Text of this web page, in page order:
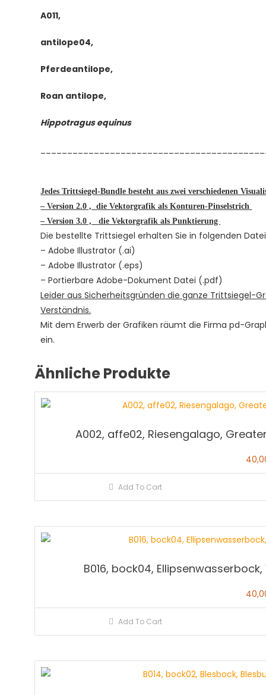
A011,
antilope04,
Pferdeantilope,
Roan antilope,
Hippotragus equinus
Jedes Trittsiegel-Bundle besteht aus zwei verschiedenen
– Version 2.0 , die Vektorgrafik als Konturen-Pinselstrich
– Version 3.0 , die Vektorgrafik als Punktierung
Die bestellte Trittsiegel erhalten Sie in folgenden
– Adobe Illustrator (.ai)
– Adobe Illustrator (.eps)
– Portierbare Adobe-Dokument Datei (.pdf)
Leider aus Sicherheitsgründen die ganze Trittsiegel-
Verständnis.
Mit dem Erwerb der Grafiken räumt die Firma pd-
ein.
Ähnliche Produkte
A002, affe02, Riesengalago,
Add To Cart
B016, bock04,
Add To Cart